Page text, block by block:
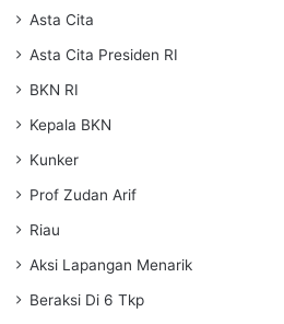
Asta Cita
Asta Cita Presiden RI
BKN RI
Kepala BKN
Kunker
Prof Zudan Arif
Riau
Aksi Lapangan Menarik
Beraksi Di 6 Tkp